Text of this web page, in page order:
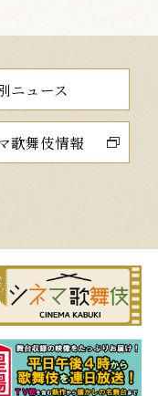
ニュース
歌舞伎情報